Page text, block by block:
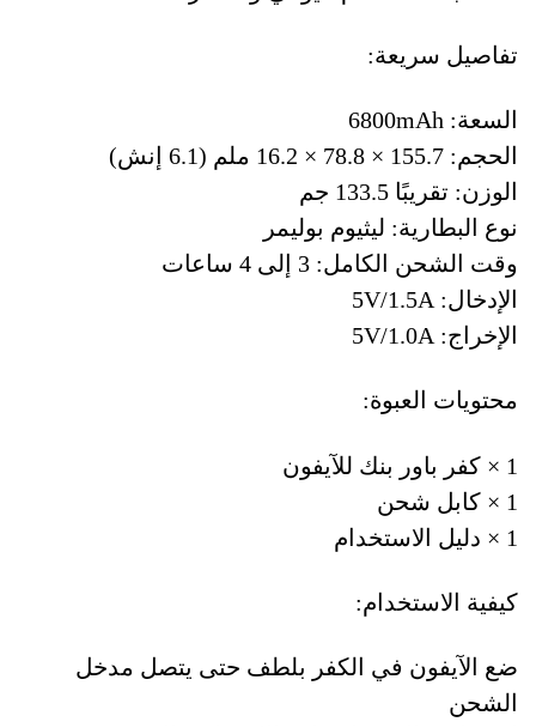
تفاصيل سريعة:
السعة: 6800mAh
الحجم: 155.7 × 78.8 × 16.2 ملم (6.1 إنش)
الوزن: تقريبًا 133.5 جم
نوع البطارية: ليثيوم بوليمر
وقت الشحن الكامل: 3 إلى 4 ساعات
الإدخال: 5V/1.5A
الإخراج: 5V/1.0A
محتويات العبوة:
1 × كفر باور بنك للآيفون
1 × كابل شحن
1 × دليل الاستخدام
كيفية الاستخدام:
ضع الآيفون في الكفر بلطف حتى يتصل مدخل
الشحن